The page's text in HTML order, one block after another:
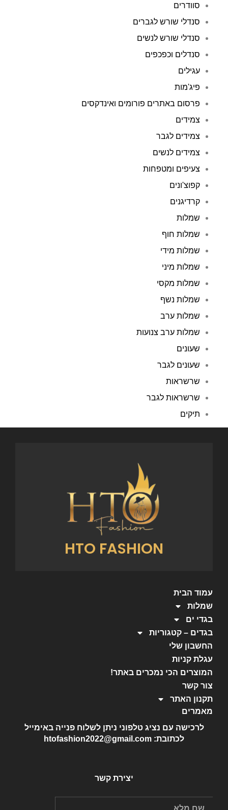
סוודרים
סנדלי שורש לגברים
סנדלי שורש לנשים
סנדלים וכפכפים
עגילים
פיג'מות
פרסום באתרים פורומים ואינדקסים
צמידים
צמידים לגבר
צמידים לנשים
צעיפים ומטפחות
קפוצ'ונים
קרדיגנים
שמלות
שמלות חוף
שמלות מידי
שמלות מיני
שמלות מקסי
שמלות נשף
שמלות ערב
שמלות ערב צנועות
שעונים
שעונים לגבר
שרשראות
שרשראות לגבר
תיקים
HTO FASHION
עמוד הבית
שמלות
בגדי ים
בגדים – קטגוריות
החשבון שלי
עגלת קניות
המוצרים הכי נמכרים באתר!
צור קשר
תקנון האתר
מאמרים
לרכישה עם נציג טלפוני ניתן לשלוח פנייה באימייל
לכתובת: htofashion2022@gmail.com
יצירת קשר